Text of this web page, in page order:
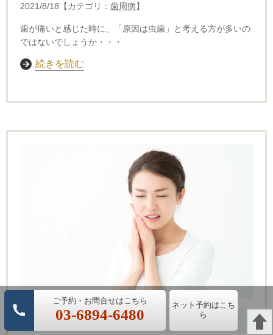
03-6894-6480
ネット予約はこち
ら
2021/8/18【カテゴリ： 歯周病】
歯が痛いと感じた時に、「原因は虫歯」と考える方が多いの
ではないでしょうか・・・
続きを読む
虫歯治療と歯周治療の違い